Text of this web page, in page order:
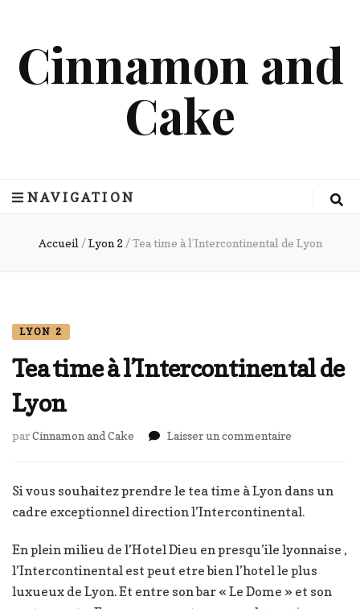
Cinnamon and
Cake
NAVIGATION
Accueil / Lyon 2 / Tea time à l’Intercontinental de Lyon
LYON 2
Tea time à l’Intercontinental de
Lyon
parCinnamon and Cake Laisser un commentaire
de
Si vous souhaitez prendre le tea time à Lyon dans un
cadre exceptionnel direction l’Intercontinental.
En plein milieu de l’Hotel Dieu en presqu’ile lyonnaise ,
l’Intercontinental est peut etre bien l’hotel le plus
luxueux de Lyon. Et entre son bar « Le Dome » et son